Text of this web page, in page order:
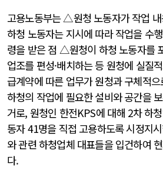
고용노동부는 △원청 노동자가 작업
하청 노동자는 지시에 따라 작업을 수
령을 받은 점 △원청이 하청 노동자를
업조를 편성·배치하는 등 원청에 실질
급계약에 따른 업무가 원청과 구체적
하청의 작업에 필요한 설비와 공간을
거로, 원청인 한전KPS에 대해 2차 하
동자 41명을 직접 고용하도록 시정지
와 관련 하청업체 대표들을 입건하여
다.